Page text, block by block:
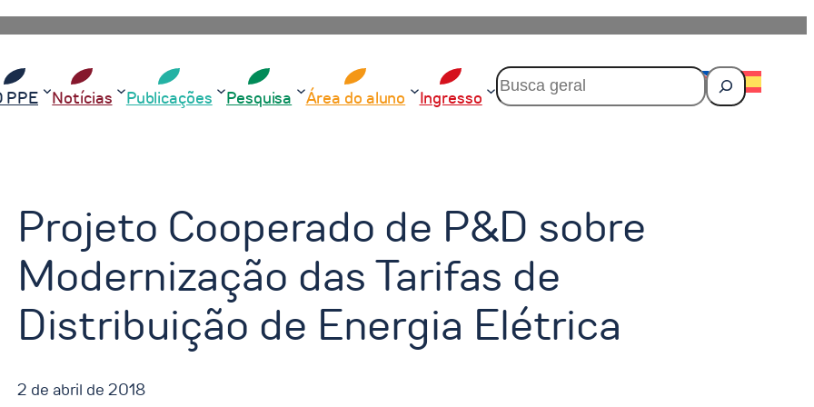
PPE Notícias Publicações Pesquisa Área do aluno Ingresso
P
e
s
Projeto Cooperado de P&D sobre
Modernização das Tarifas de
Distribuição de Energia Elétrica
2 de abril de 2018